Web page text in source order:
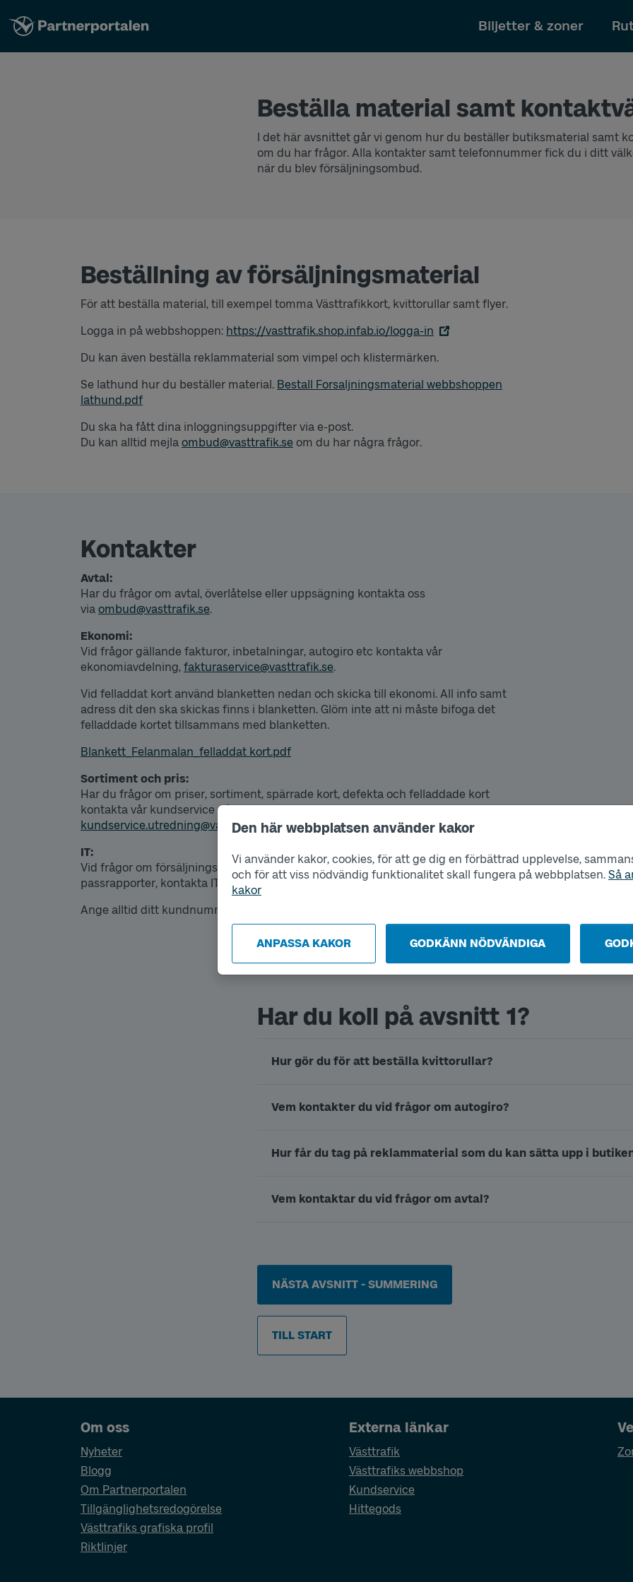
Den här webbplatsen använder kakor
Vi använder kakor, cookies, för att ge dig en förbättrad upplevelse,
och för att viss nödvändig funktionalitet skall fungera på webbplatsen. Så
kakor
ANPASSA KAKOR GODKÄNN NÖDVÄNDIGA
Till innehållet
Biljetter & zoner
Beställa material samt
I det här avsnittet går vi genom hur du beställer butiksmaterial samt
om du har frågor. Alla kontakter samt telefonnummer fick du i ditt
när du blev försäljningsombud.
Beställning av försäljningsmaterial
För att beställa material, till exempel tomma Västtrafikkort, kvittorullar samt flyer.
Logga in på webbshoppen: https://vasttrafik.shop.infab.io/logga-in
Du kan även beställa reklammaterial som vimpel och klistermärken.
Se lathund hur du beställer material. Bestall Forsaljningsmaterial webbshoppen
lathund.pdf
Du ska ha fått dina inloggningsuppgifter via e-post.
Du kan alltid mejla ombud@vasttrafik.se om du har några frågor.
Kontakter
Avtal:
Har du frågor om avtal, överlåtelse eller uppsägning kontakta oss
via ombud@vasttrafik.se.
Ekonomi:
Vid frågor gällande fakturor, inbetalningar, autogiro etc kontakta vår
ekonomiavdelning, fakturaservice@vasttrafik.se.
Vid felladdat kort använd blanketten nedan och skicka till ekonomi. All info samt
adress dit den ska skickas finns i blanketten. Glöm inte att ni måste bifoga det
felladdade kortet tillsammans med blanketten.
Blankett_Felanmalan_felladdat kort.pdf
Sortiment och pris:
Har du frågor om priser, sortiment, spärrade kort, defekta och felladdade kort
kontakta vår kundservice på 031-62 92 07 eller via
kundservice.utredning@vasttrafik.se
IT:
Vid frågor om försäljningsenheten, handhavande och teknik, fel i utrustning och
passrapporter, kontakta IT Servicedesk på 010-434 55 00.
Ange alltid ditt kundnummer när du kontaktar oss.
Har du koll på avsnitt 1?
Hur gör du för att beställa kvittorullar?
Vem kontakter du vid frågor om autogiro?
Hur får du tag på reklammaterial som du kan sätta upp i
Vem kontaktar du vid frågor om avtal?
NÄSTA AVSNITT - SUMMERING
TILL START
Sidfotsnavigering
Om oss
Nyheter
Blogg
Om Partnerportalen
Tillgänglighetsredogörelse
Västtrafiks grafiska profil
Riktlinjer
Externa länkar
Västtrafik
Västtrafiks webbshop
Kundservice
Hittegods